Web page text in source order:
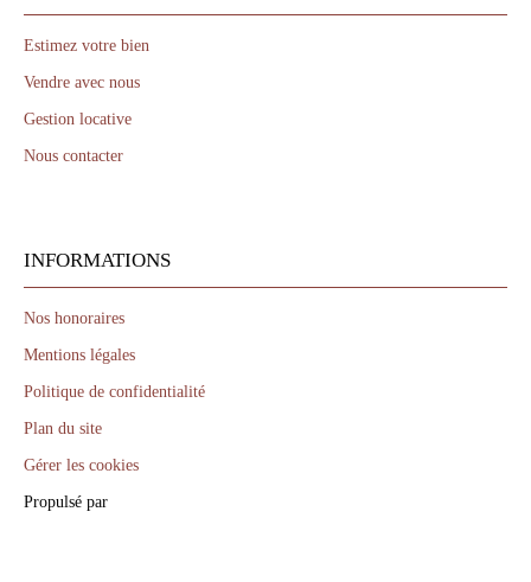
Estimez votre bien
Vendre avec nous
Gestion locative
Nous contacter
INFORMATIONS
Nos honoraires
Mentions légales
Politique de confidentialité
Plan du site
Gérer les cookies
Propulsé par